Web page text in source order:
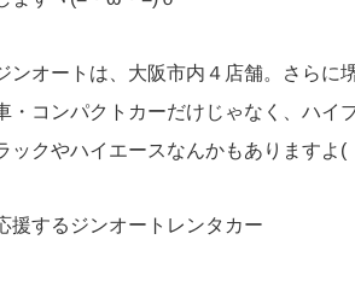
ンオートは、大阪市内４店舗。さらに
コンパクトカーだけじゃなく、ハイ
ックやハイエースなんかもありますよ(
援するジンオートレンタカー